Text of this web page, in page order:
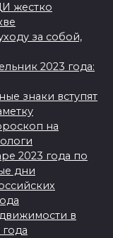
жестко
за собой,
2023 года:
знаки вступят
на
2023 года по
дни
в